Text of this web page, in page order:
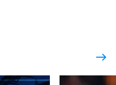
east